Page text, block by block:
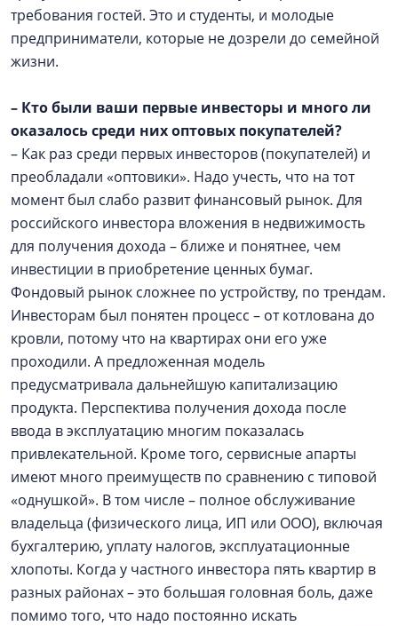
требования гостей. Это и студенты, и молодые
предприниматели, которые не дозрели до семейной
жизни.
– Кто были ваши первые инвесторы и много ли
оказалось среди них оптовых покупателей?
– Как раз среди первых инвесторов (покупателей) и
преобладали «оптовики». Надо учесть, что на тот
момент был слабо развит финансовый рынок. Для
российского инвестора вложения в недвижимость
для получения дохода – ближе и понятнее, чем
инвестиции в приобретение ценных бумаг.
Фондовый рынок сложнее по устройству, по трендам.
Инвесторам был понятен процесс – от котлована до
кровли, потому что на квартирах они его уже
проходили. А предложенная модель
предусматривала дальнейшую капитализацию
продукта. Перспектива получения дохода после
ввода в эксплуатацию многим показалась
привлекательной. Кроме того, сервисные апарты
имеют много преимуществ по сравнению с типовой
«однушкой». В том числе – полное обслуживание
владельца (физического лица, ИП или ООО), включая
бухгалтерию, уплату налогов, эксплуатационные
хлопоты. Когда у частного инвестора пять квартир в
разных районах – это большая головная боль, даже
помимо того, что надо постоянно искать